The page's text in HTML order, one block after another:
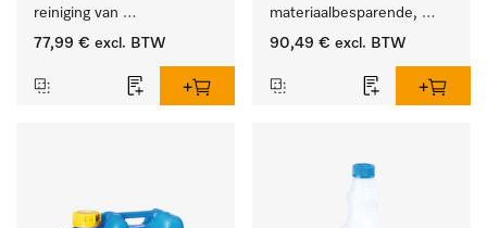
reiniging van
laboratoriumglaswerk en -
77,99 € excl. BTW
materiaalbesparende,
machinale reiniging van
gerei.
90,49 € excl. BTW